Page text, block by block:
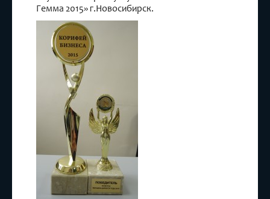
Гемма 2015» г.Новосибирск.